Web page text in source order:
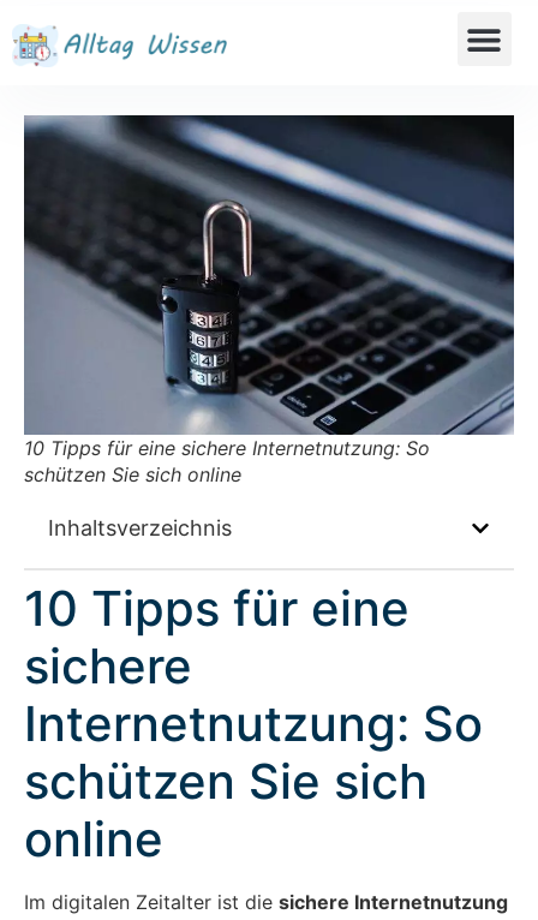
10 Tipps für eine sichere Internetnutzung: So
schützen Sie sich online
Inhaltsverzeichnis
10 Tipps für eine
sichere
Internetnutzung: So
schützen Sie sich
online
Im digitalen Zeitalter ist die sichere Internetnutzung